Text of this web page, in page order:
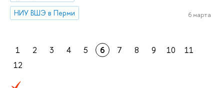
НИУ ВШЭ в Перми
6 марта
1 2 3 4 5 6 7 8 9 10
11
12